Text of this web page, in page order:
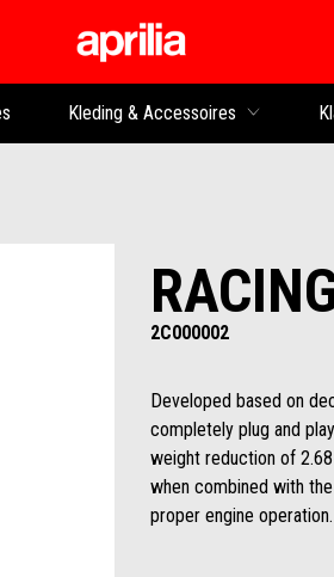
Kleding & Accessoires
2C000002
Developed based on
completely plug and
weight reduction of
when combined with
proper engine operation.